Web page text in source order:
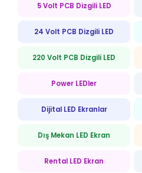
5 Volt PCB Dizgili LED
24 Volt PCB Dizgili LED
220 Volt PCB Dizgili LED
Power LEDler
Dijital LED Ekranlar
Dış Mekan LED Ekran
Rental LED Ekran